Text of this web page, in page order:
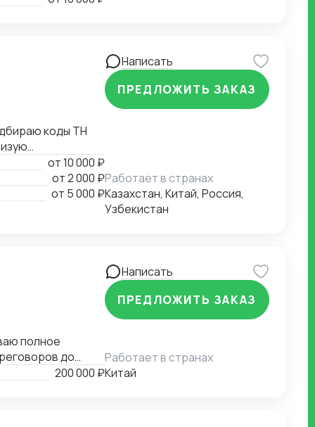
от10 000 ₽
от2 000 ₽
от 5 000 ₽
Написать
ПРЕДЛОЖИТЬ ЗАКАЗ
Работает в странах
Казахстан, Китай, Россия,
Узбекистан
полное
до
владею
200 000 ₽
Написать
ПРЕДЛОЖИТЬ ЗАКАЗ
Работает в странах
Китай